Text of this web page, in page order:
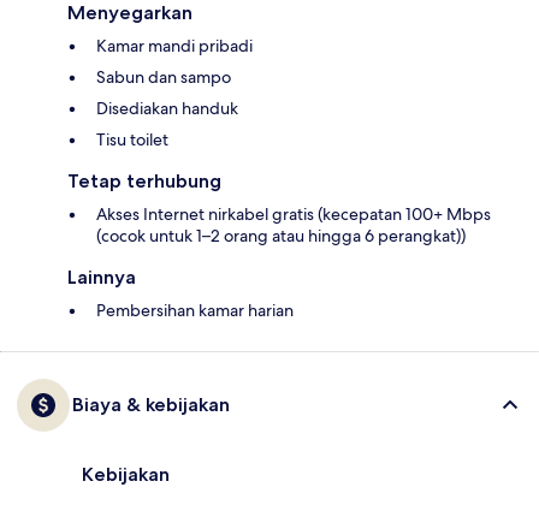
Menyegarkan
Kamar mandi pribadi
Sabun dan sampo
Disediakan handuk
Tisu toilet
Tetap terhubung
Akses Internet nirkabel gratis (kecepatan 100+ Mbps
(cocok untuk 1–2 orang atau hingga 6 perangkat))
Lainnya
Pembersihan kamar harian
Biaya & kebijakan
Kebijakan